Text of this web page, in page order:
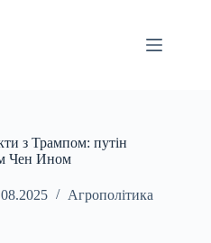
з Трампом: путін
Чен Ином
Агрополітика